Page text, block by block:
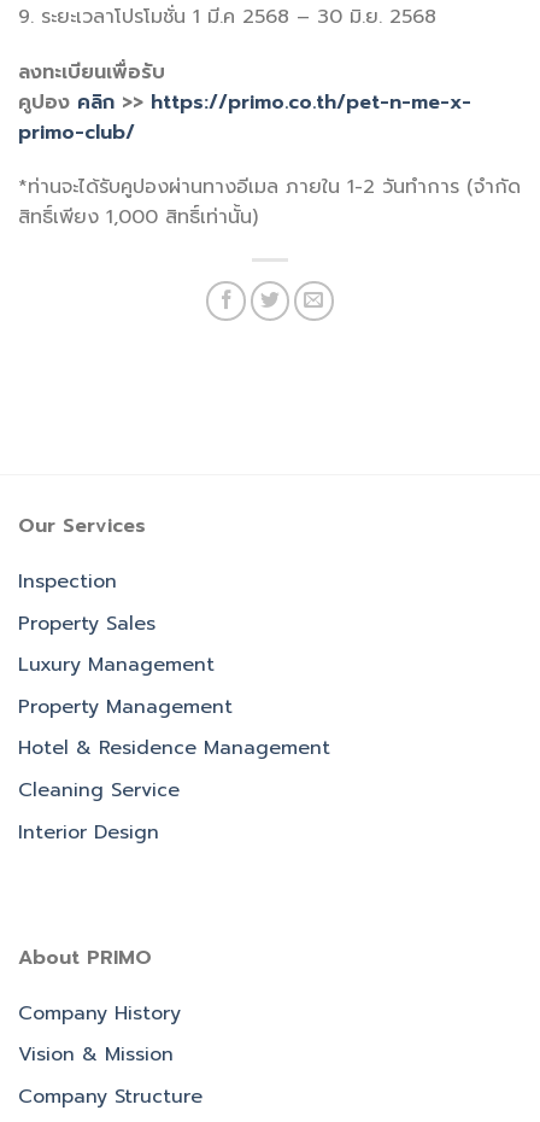
9. ระยะเวลาโปรโมชั่น 1 มี.ค 2568 – 30 มิ.ย. 2568
ลงทะเบียนเพื่อรับ
คูปอง คลิก >> https://primo.co.th/pet-n-me-x-
primo-club/
*ท่านจะได้รับคูปองผ่านทางอีเมล ภายใน 1-2 วันทำการ (จำกัด
สิทธิ์เพียง 1,000 สิทธิ์เท่านั้น)
Our Services
Inspection
Property Sales
Luxury Management
Property Management
Hotel & Residence Management
Cleaning Service
Interior Design
About PRIMO
Company History
Vision & Mission
Company Structure